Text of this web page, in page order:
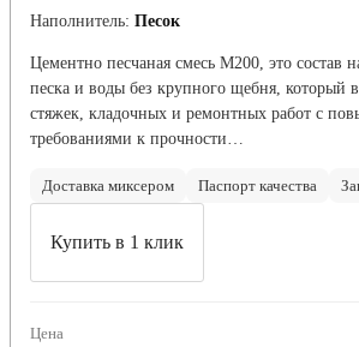
Наполнитель: Песок
Цементно песчаная смесь М200, это состав
песка и воды без крупного щебня, который
стяжек, кладочных и ремонтных работ с
требованиями к прочности…
Доставка миксером Паспорт качества
Купить в 1 клик
Цена